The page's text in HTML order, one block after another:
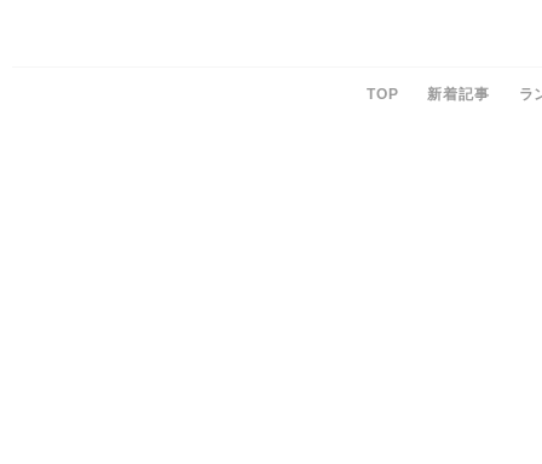
TOP 新着記事 ラ